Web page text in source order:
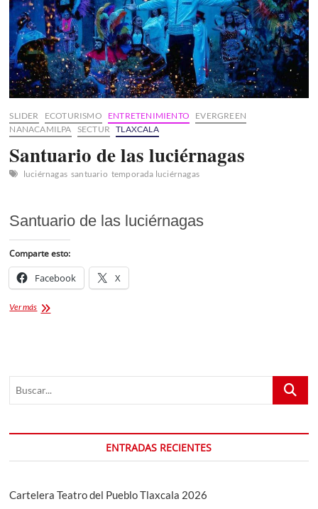
SLIDER ECOTURISMO ENTRETENIMIENTO
EVERGREEN
NANACAMILPA SECTUR TLAXCALA
Santuario de las luciérnagas
luciérnagas santuario temporada luciérnagas
Santuario de las luciérnagas
Comparte esto:
Facebook X
Ver másSantuario
Buscar...
ENTRADAS RECIENTES
Cartelera Teatro del Pueblo Tlaxcala 2026